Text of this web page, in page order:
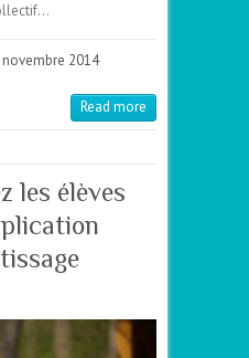
2014
Read more
les élèves